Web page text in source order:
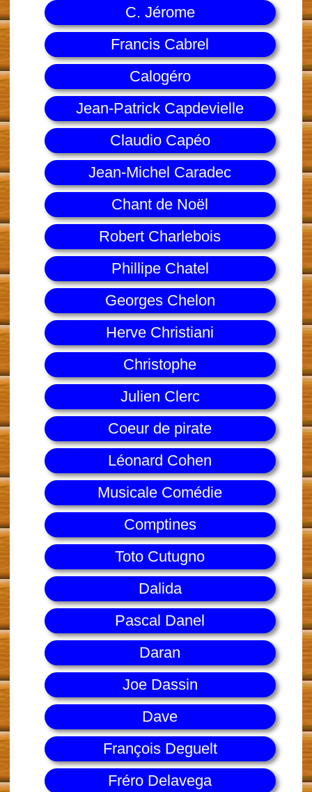
C. Jérome
Francis Cabrel
Calogéro
Jean-Patrick Capdevielle
Claudio Capéo
Jean-Michel Caradec
Chant de Noël
Robert Charlebois
Phillipe Chatel
Georges Chelon
Herve Christiani
Christophe
Julien Clerc
Coeur de pirate
Léonard Cohen
Musicale Comédie
Comptines
Toto Cutugno
Dalida
Pascal Danel
Daran
Joe Dassin
Dave
François Deguelt
Fréro Delavega